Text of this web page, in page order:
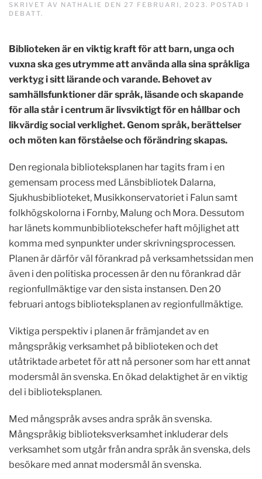
SKRIVET AV NATHALIE DEN 27 FEBRUARI, 2023. POSTAD I
DEBATT.
Biblioteken är en viktig kraft för att barn, unga och
vuxna ska ges utrymme att använda alla sina språkliga
verktyg i sitt lärande och varande. Behovet av
samhällsfunktioner där språk, läsande och skapande
för alla står i centrum är livsviktigt för en hållbar och
likvärdig social verklighet. Genom språk, berättelser
och möten kan förståelse och förändring skapas.
Den regionala biblioteksplanen har tagits fram i en
gemensam process med Länsbibliotek Dalarna,
Sjukhusbiblioteket, Musikkonservatoriet i Falun samt
folkhögskolorna i Fornby, Malung och Mora. Dessutom
har länets kommunbibliotekschefer haft möjlighet att
komma med synpunkter under skrivningsprocessen.
Planen är därför väl förankrad på verksamhetssidan men
även i den politiska processen är den nu förankrad där
regionfullmäktige var den sista instansen. Den 20
februari antogs biblioteksplanen av regionfullmäktige.
Viktiga perspektiv i planen är främjandet av en
mångspråkig verksamhet på biblioteken och det
utåtriktade arbetet för att nå personer som har ett annat
modersmål än svenska. En ökad delaktighet är en viktig
del i biblioteksplanen.
Med mångspråk avses andra språk än svenska.
Mångspråkig biblioteksverksamhet inkluderar dels
verksamhet som utgår från andra språk än svenska, dels
besökare med annat modersmål än svenska.